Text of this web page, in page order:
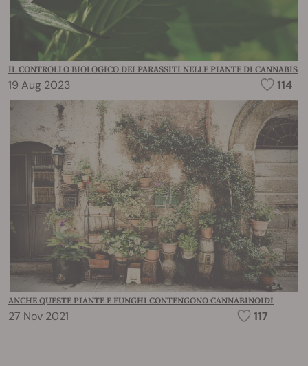
IL CONTROLLO BIOLOGICO DEI PARASSITI NELLE PIANTE DI CANNABIS
19 Aug 2023 114
ANCHE QUESTE PIANTE E FUNGHI CONTENGONO CANNABINOIDI
27 Nov 2021 117